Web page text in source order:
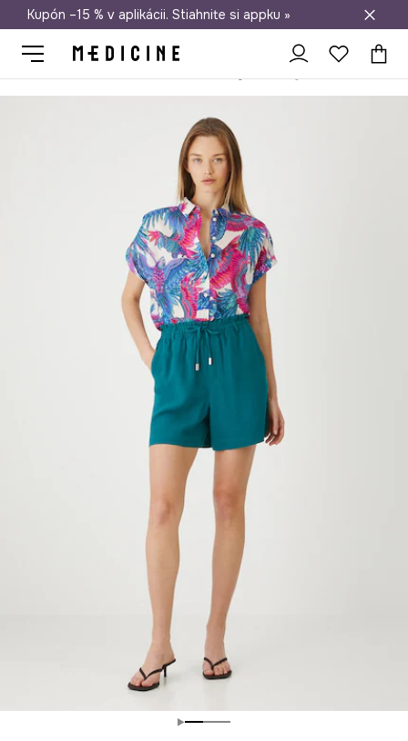
Doprava zadarmo od 50 €
Kupón –15 % v aplikácii. Stiahnite si appku »